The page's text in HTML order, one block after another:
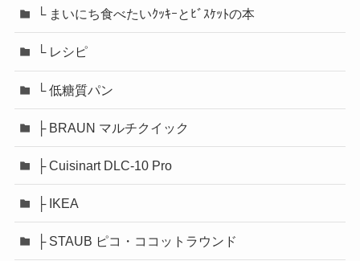
└ まいにち食べたいｸｯｷｰとﾋﾞｽｹｯﾄの本
└ レシピ
└ 低糖質パン
├ BRAUN マルチクイック
├ Cuisinart DLC-10 Pro
├ IKEA
├ STAUB ピコ・ココットラウンド